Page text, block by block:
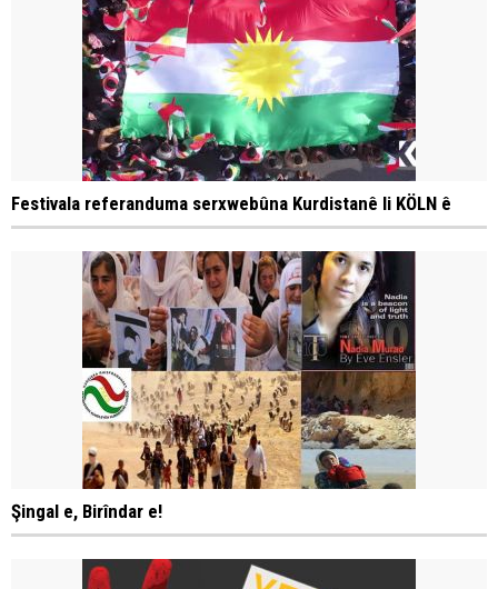
Festivala referanduma serxwebûna Kurdistanê li KÖLN ê
Şingal e, Birîndar e!